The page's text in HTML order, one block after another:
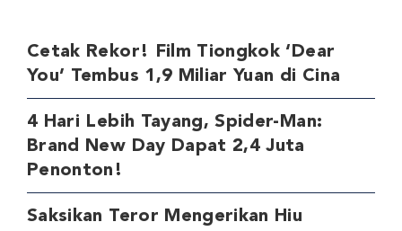
Cetak Rekor! Film Tiongkok ‘Dear
You’ Tembus 1,9 Miliar Yuan di Cina
4 Hari Lebih Tayang, Spider-Man:
Brand New Day Dapat 2,4 Juta
Penonton!
Saksikan Teror Mengerikan Hiu